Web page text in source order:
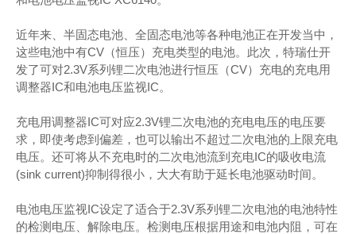
近年来、半固态电池、全固态电池等各种电池正在开发当中，
这些电池中有CV（恒压）充电类型的电池。此次，特瑞仕开
发了可对2.3V系列锂二次电池进行恒压（CV）充电的充电用
调整器IC和电池电压监视IC。
充电用调整器IC可对应2.3V锂二次电池的充电电压的电压要
求，即使考虑到偏差，也可以输出不超过二次电池的上限充电
电压。还可将从不充电时的二次电池流到充电IC的吸收电流
(sink current)抑制得很小，大大有助于延长电池驱动时间。
电池电压监视IC设定了适合于2.3V系列锂二次电池的电池特性
的检测电压、解除电压。检测电压根据用途和电池内阻，可在